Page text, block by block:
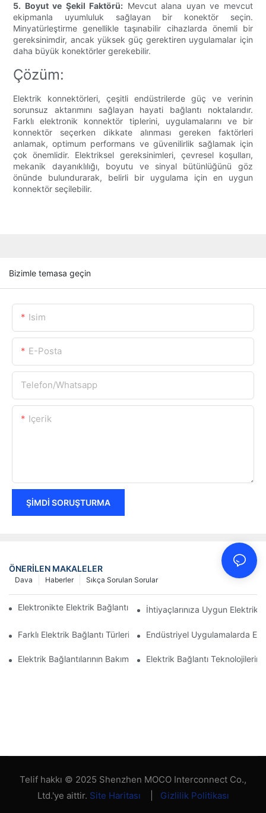
5. Boyut ve Şekil Faktörü: Mevcut alana uyan ve mevcut
ekipmanla uyumluluk sağlayan bir konektör seçin.
Minyatürleştirme genellikle taşınabilir cihazlarda önemli bir
gereksinimdir, ancak yüksek güç gerektiren uygulamalar için
daha büyük konektörler gerekebilir.
Çözüm:
Elektrik konnektörleri, çeşitli endüstrilerde güç ve verinin
sorunsuz aktarımını sağlayan hayati bağlantı noktalarıdır.
Farklı elektronik konnektör tiplerini, uygulamalarını ve bir
konnektör seçerken dikkate alınması gereken faktörleri
anlamak, optimum performans ve güvenilirlik sağlamak için
çok önemlidir. Elektriksel gereksinimleri, çevresel koşulları,
mekanik dayanıklılığı, boyutu ve sinyal bütünlüğünü göz
önünde bulundurarak, belirli bir uygulama için en uygun
konnektör seçilebilir.
Bizimle temasa geçin
Isim
E-Posta
Telefon/whatsapp
Içerik
ŞIMDI SORUŞTURMA
ÖNERILEN MAKALELER
Sıkça Sorulan Sorular
Haberler
Dava
Elektronikte Elektrik Bağlantıları Üzerinde Teknolojinin Etkisi
İhtiyaçlarınıza Uygun Elektrik
Farklı Elektrik Bağlantı Türlerinin Karşılaştırmalı Analizi
Endüstriyel Uygulamalarda
Elektrik Bağlantılarının Bakımı İçin En İyi Uygulamalar
Elektrik Bağlantı
Telif hakkı © 2025 Shenzhen MOCO Interconnect Co.,
Ltd.'ye aittir. Site Haritası Gizlilik Politikası